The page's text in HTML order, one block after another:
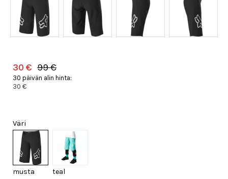
30 € 99 €
30 päivän alin hinta:
30 €
Väri
musta teal